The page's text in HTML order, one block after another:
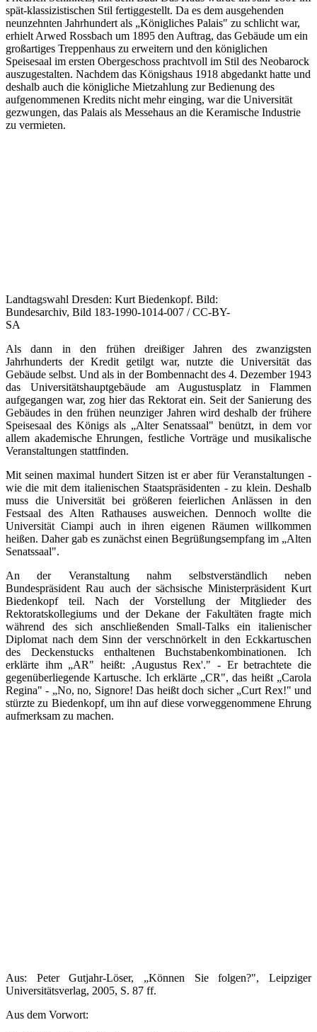
spät-klassizistischen Stil fertiggestellt. Da es dem ausgehenden
neunzehnten Jahrhundert als „Königliches Palais" zu schlicht war,
erhielt Arwed Rossbach um 1895 den Auftrag, das Gebäude um ein
großartiges Treppenhaus zu erweitern und den königlichen
Speisesaal im ersten Obergeschoss prachtvoll im Stil des Neobarock
auszugestalten. Nachdem das Königshaus 1918 abgedankt hatte und
deshalb auch die königliche Mietzahlung zur Bedienung des
aufgenommenen Kredits nicht mehr einging, war die Universität
gezwungen, das Palais als Messehaus an die Keramische Industrie
zu vermieten.
Landtagswahl Dresden: Kurt Biedenkopf. Bild:
Bundesarchiv, Bild 183-1990-1014-007 / CC-BY-
SA
Als dann in den frühen dreißiger Jahren des zwanzigsten
Jahrhunderts der Kredit getilgt war, nutzte die Universität das
Gebäude selbst. Und als in der Bombennacht des 4. Dezember 1943
das Universitätshauptgebäude am Augustusplatz in Flammen
aufgegangen war, zog hier das Rektorat ein. Seit der Sanierung des
Gebäudes in den frühen neunziger Jahren wird deshalb der frühere
Speisesaal des Königs als „Alter Senatssaal" benützt, in dem vor
allem akademische Ehrungen, festliche Vorträge und musikalische
Veranstaltungen stattfinden.
Mit seinen maximal hundert Sitzen ist er aber für Veranstaltungen -
wie die mit dem italienischen Staatspräsidenten - zu klein. Deshalb
muss die Universität bei größeren feierlichen Anlässen in den
Festsaal des Alten Rathauses ausweichen. Dennoch wollte die
Universität Ciampi auch in ihren eigenen Räumen willkommen
heißen. Daher gab es zunächst einen Begrüßungsempfang im „Alten
Senatssaal".
An der Veranstaltung nahm selbstverständlich neben
Bundespräsident Rau auch der sächsische Ministerpräsident Kurt
Biedenkopf teil. Nach der Vorstellung der Mitglieder des
Rektoratskollegiums und der Dekane der Fakultäten fragte mich
während des sich anschließenden Small-Talks ein italienischer
Diplomat nach dem Sinn der verschnörkelt in den Eckkartuschen
des Deckenstucks enthaltenen Buchstabenkombinationen. Ich
erklärte ihm „AR" heißt: ,Augustus Rex'." - Er betrachtete die
gegenüberliegende Kartusche. Ich erklärte „CR", das heißt „Carola
Regina" - „No, no, Signore! Das heißt doch sicher „Curt Rex!" und
stürzte zu Biedenkopf, um ihn auf diese vorweggenommene Ehrung
aufmerksam zu machen.
Aus: Peter Gutjahr-Löser, „Können Sie folgen?", Leipziger
Universitätsverlag, 2005, S. 87 ff.
Aus dem Vorwort: